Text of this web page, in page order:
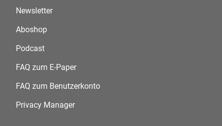
Newsletter
Aboshop
Podcast
FAQ zum E-Paper
FAQ zum Benutzerkonto
Privacy Manager